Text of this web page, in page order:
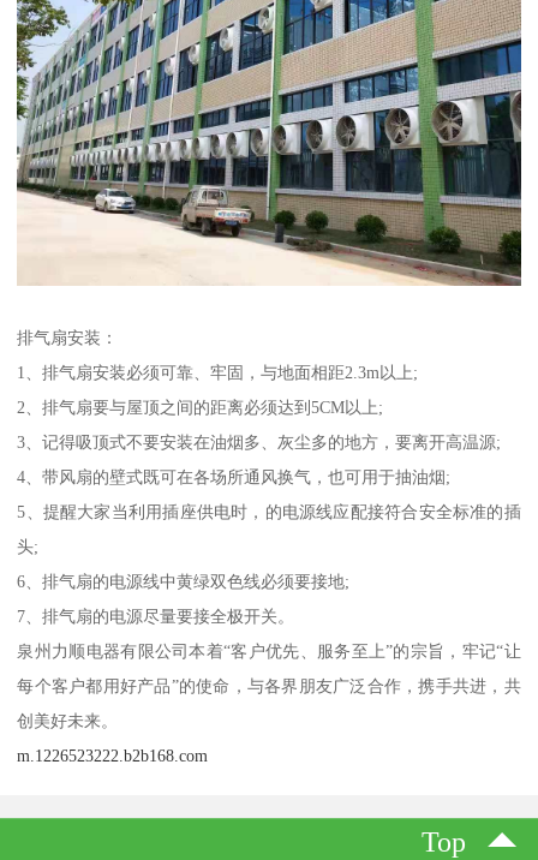
排气扇安装：
1、排气扇安装必须可靠、牢固，与地面相距2.3m以上;
2、排气扇要与屋顶之间的距离必须达到5CM以上;
3、记得吸顶式不要安装在油烟多、灰尘多的地方，要离开高温源;
4、带风扇的壁式既可在各场所通风换气，也可用于抽油烟;
5、提醒大家当利用插座供电时，的电源线应配接符合安全标准的插
头;
6、排气扇的电源线中黄绿双色线必须要接地;
7、排气扇的电源尽量要接全极开关。
泉州力顺电器有限公司本着“客户优先、服务至上”的宗旨，牢记“让
每个客户都用好产品”的使命，与各界朋友广泛合作，携手共进，共
创美好未来。
m.1226523222.b2b168.com
Top